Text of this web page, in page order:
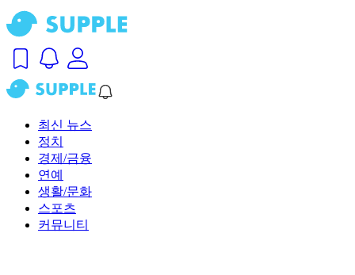
최신 뉴스
정치
경제/금융
연예
생활/문화
스포츠
커뮤니티